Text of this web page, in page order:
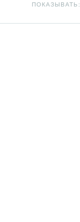
ПОКАЗЫВАТЬ: